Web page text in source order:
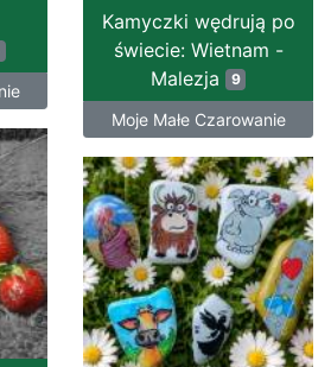
Kamyczki wędrują po
świecie: Wietnam -
Malezja
9
Moje Małe Czarowanie